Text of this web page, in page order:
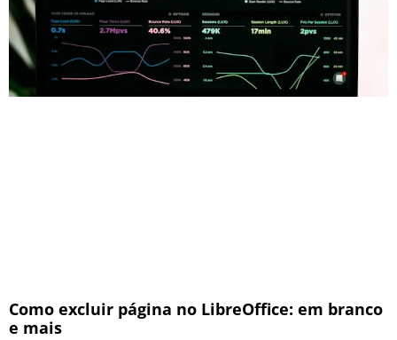
Como excluir página no LibreOffice: em branco
e mais